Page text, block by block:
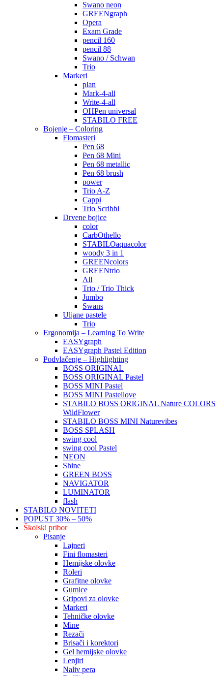
Swano neon
GREENgraph
Opera
Exam Grade
pencil 160
pencil 88
Swano / Schwan
Trio
Markeri
plan
Mark-4-all
Write-4-all
OHPen universal
STABILO FREE
Bojenje – Coloring
Flomasteri
Pen 68
Pen 68 Mini
Pen 68 metallic
Pen 68 brush
power
Trio A-Z
Cappi
Trio Scribbi
Drvene bojice
color
CarbOthello
STABILOaquacolor
woody 3 in 1
GREENcolors
GREENtrio
All
Trio / Trio Thick
Jumbo
Swans
Uljane pastele
Trio
Ergonomija – Learning To Write
EASYgraph
EASYgraph Pastel Edition
Podvlačenje – Highlighting
BOSS ORIGINAL
BOSS ORIGINAL Pastel
BOSS MINI Pastel
BOSS MINI Pastellove
STABILO BOSS ORIGINAL Nature COLORS
WildFlower
STABILO BOSS MINI Naturevibes
BOSS SPLASH
swing cool
swing cool Pastel
NEON
Shine
GREEN BOSS
NAVIGATOR
LUMINATOR
flash
STABILO NOVITETI
POPUST 30% – 50%
Školski pribor
Pisanje
Lajneri
Fini flomasteri
Hemijske olovke
Roleri
Grafitne olovke
Gumice
Gripovi za olovke
Markeri
Tehničke olovke
Mine
Rezači
Brisači i korektori
Gel hemijske olovke
Lenjiri
Naliv pera